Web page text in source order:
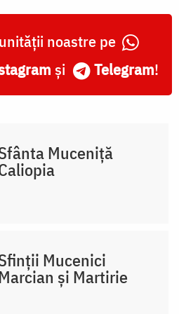
noastre pe
și Telegram!
Muceniţă
Mucenici
și Martirie